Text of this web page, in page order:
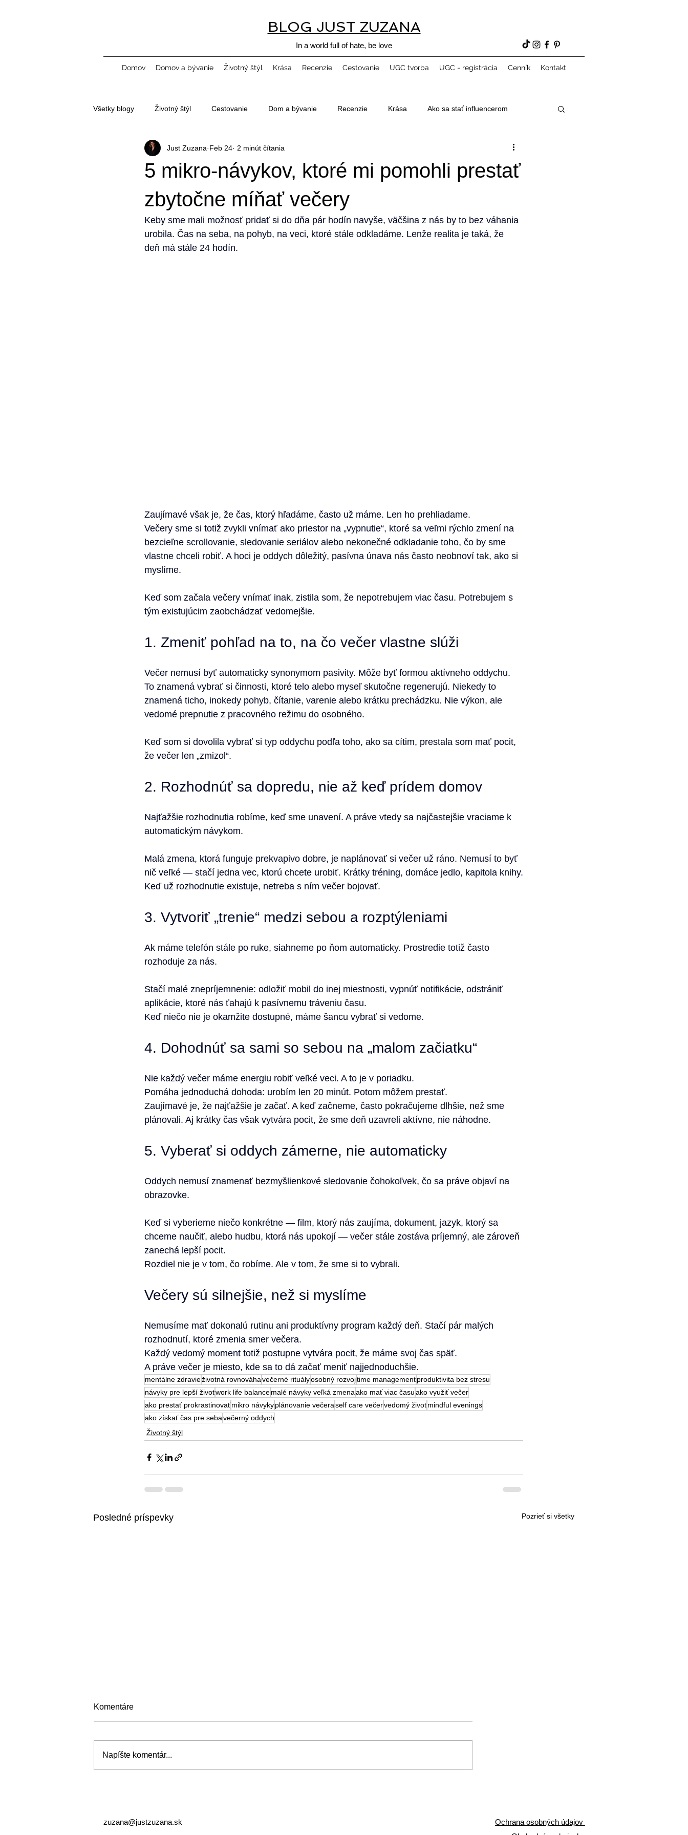
BLOG JUST ZUZANA
In a world full of hate, be love
Domov Domov a bývanie Životný štýl Krása Recenzie Cestovanie UGC tvorba UGC - registrácia Cenník Kontakt
Všetky blogy Životný štýl Cestovanie Dom a bývanie Recenzie Krása Ako sa stať influencerom
Tvorba obsahu a UGC
5 mikro-návykov, ktoré mi pomohli prestať
zbytočne míňať večery
Just Zuzana Feb 24 2 minút čítania
Keby sme mali možnosť pridať si do dňa pár hodín navyše, väčšina z nás by to bez váhania
urobila. Čas na seba, na pohyb, na veci, ktoré stále odkladáme. Lenže realita je taká, že
deň má stále 24 hodín.
Zaujímavé však je, že čas, ktorý hľadáme, často už máme. Len ho prehliadame.
Večery sme si totiž zvykli vnímať ako priestor na „vypnutie“, ktoré sa veľmi rýchlo zmení na
bezcieľne scrollovanie, sledovanie seriálov alebo nekonečné odkladanie toho, čo by sme
vlastne chceli robiť. A hoci je oddych dôležitý, pasívna únava nás často neobnoví tak, ako si
myslíme.
Keď som začala večery vnímať inak, zistila som, že nepotrebujem viac času. Potrebujem s
tým existujúcim zaobchádzať vedomejšie.
1. Zmeniť pohľad na to, na čo večer vlastne slúži
Večer nemusí byť automaticky synonymom pasivity. Môže byť formou aktívneho oddychu.
To znamená vybrať si činnosti, ktoré telo alebo myseľ skutočne regenerujú. Niekedy to
znamená ticho, inokedy pohyb, čítanie, varenie alebo krátku prechádzku. Nie výkon, ale
vedomé prepnutie z pracovného režimu do osobného.
Keď som si dovolila vybrať si typ oddychu podľa toho, ako sa cítim, prestala som mať pocit,
že večer len „zmizol“.
2. Rozhodnúť sa dopredu, nie až keď prídem domov
Najťažšie rozhodnutia robíme, keď sme unavení. A práve vtedy sa najčastejšie vraciame k
automatickým návykom.
Malá zmena, ktorá funguje prekvapivo dobre, je naplánovať si večer už ráno. Nemusí to byť
nič veľké — stačí jedna vec, ktorú chcete urobiť. Krátky tréning, domáce jedlo, kapitola knihy.
Keď už rozhodnutie existuje, netreba s ním večer bojovať.
3. Vytvoriť „trenie“ medzi sebou a rozptýleniami
Ak máme telefón stále po ruke, siahneme po ňom automaticky. Prostredie totiž často
rozhoduje za nás.
Stačí malé znepríjemnenie: odložiť mobil do inej miestnosti, vypnúť notifikácie, odstrániť
aplikácie, ktoré nás ťahajú k pasívnemu tráveniu času.
Keď niečo nie je okamžite dostupné, máme šancu vybrať si vedome.
4. Dohodnúť sa sami so sebou na „malom začiatku“
Nie každý večer máme energiu robiť veľké veci. A to je v poriadku.
Pomáha jednoduchá dohoda: urobím len 20 minút. Potom môžem prestať.
Zaujímavé je, že najťažšie je začať. A keď začneme, často pokračujeme dlhšie, než sme
plánovali. Aj krátky čas však vytvára pocit, že sme deň uzavreli aktívne, nie náhodne.
5. Vyberať si oddych zámerne, nie automaticky
Oddych nemusí znamenať bezmyšlienkové sledovanie čohokoľvek, čo sa práve objaví na
obrazovke.
Keď si vyberieme niečo konkrétne — film, ktorý nás zaujíma, dokument, jazyk, ktorý sa
chceme naučiť, alebo hudbu, ktorá nás upokojí — večer stále zostáva príjemný, ale zároveň
zanechá lepší pocit.
Rozdiel nie je v tom, čo robíme. Ale v tom, že sme si to vybrali.
Večery sú silnejšie, než si myslíme
Nemusíme mať dokonalú rutinu ani produktívny program každý deň. Stačí pár malých
rozhodnutí, ktoré zmenia smer večera.
Každý vedomý moment totiž postupne vytvára pocit, že máme svoj čas späť.
A práve večer je miesto, kde sa to dá začať meniť najjednoduchšie.
mentálne zdravieživotná rovnováhavečerné rituályosobný rozvojtime managementproduktivita bez stresu
návyky pre lepší životwork life balancemalé návyky veľká zmenaako mať viac časuako využiť večer
ako prestať prokrastinovaťmikro návykyplánovanie večeraself care večervedomý životmindful evenings
ako získať čas pre sebavečerný oddych
Životný štýl
Posledné príspevky Pozrieť si všetky
Komentáre
Napíšte komentár...
zuzana@justzuzana.sk
Ochrana osobných údajov